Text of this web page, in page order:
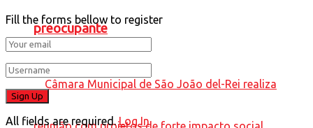
preocupante
Fill the forms bellow to register
All fields are required. Log In